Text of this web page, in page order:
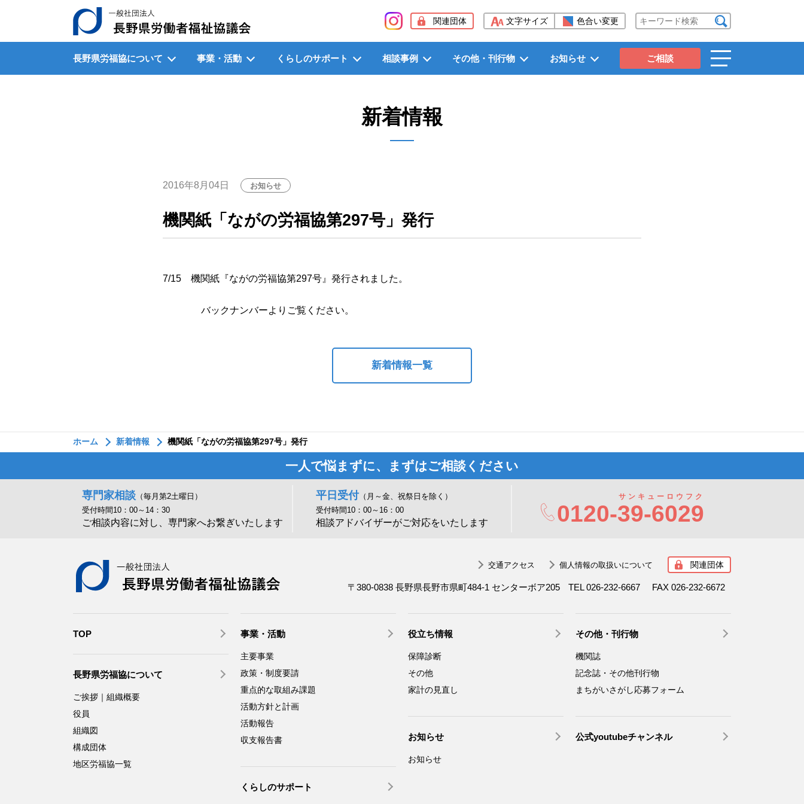
一般社団法人長野県労働者福祉協議会（長野県労福協）
関連団体 文字サイズ 色合い変更
長野県労福協について 事業・活動 くらしのサポート 相談事例 その他・刊行物 お知らせ ご相談
toggle
新着情報
2016年8月04日 お知らせ
機関紙「ながの労福協第297号」発行
7/15 機関紙『ながの労福協第297号』発行されました。
バックナンバーよりご覧ください。
新着情報一覧
ホーム 新着情報 機関紙「ながの労福協第297号」発行
一人で悩まずに、まずはご相談ください
専門家相談 （毎月第2土曜日）
受付時間10：00～14：30
ご相談内容に対し、専門家へお繋ぎいたします
平日受付（月～金、祝祭日を除く）
受付時間10：00～16：00
相談アドバイザーがご対応をいたします 0120-39-6029
サンキューロウフク
交通アクセス 個人情報の取扱いについて 関連団体
〒380-0838 長野県長野市県町484-1 センターボア205 TEL 026-232-6667 FAX 026-232-6672
TOP
長野県労福協について
ご挨拶｜組織概要
役員
組織図
構成団体
地区労福協一覧
事業・活動
主要事業
政策・制度要請
重点的な取組み課題
活動方針と計画
活動報告
収支報告書
くらしのサポート
役立ち情報
保障診断
その他
家計の見直し
お知らせ
お知らせ
その他・刊行物
機関誌
記念誌・その他刊行物
まちがいさがし応募フォーム
公式youtubeチャンネル